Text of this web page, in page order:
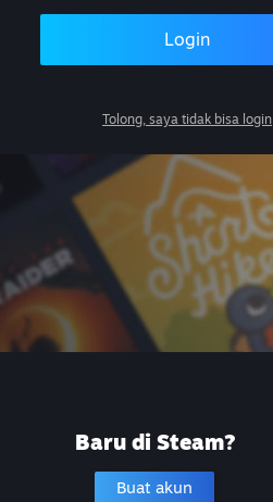
Login
Tolong, saya tidak bisa login
Baru di Steam?
Buat akun